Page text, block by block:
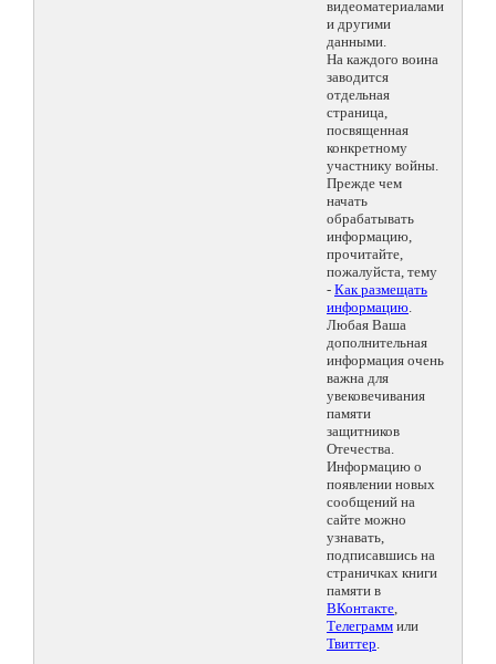
видеоматериалами
и другими
данными.
На каждого воина
заводится
отдельная
страница,
посвященная
конкретному
участнику войны.
Прежде чем
начать
обрабатывать
информацию,
прочитайте,
пожалуйста, тему
- Как размещать
информацию.
Любая Ваша
дополнительная
информация очень
важна для
увековечивания
памяти
защитников
Отечества.
Информацию о
появлении новых
сообщений на
сайте можно
узнавать,
подписавшись на
страничках книги
памяти в
ВКонтакте,
Телеграмм или
Твиттер.